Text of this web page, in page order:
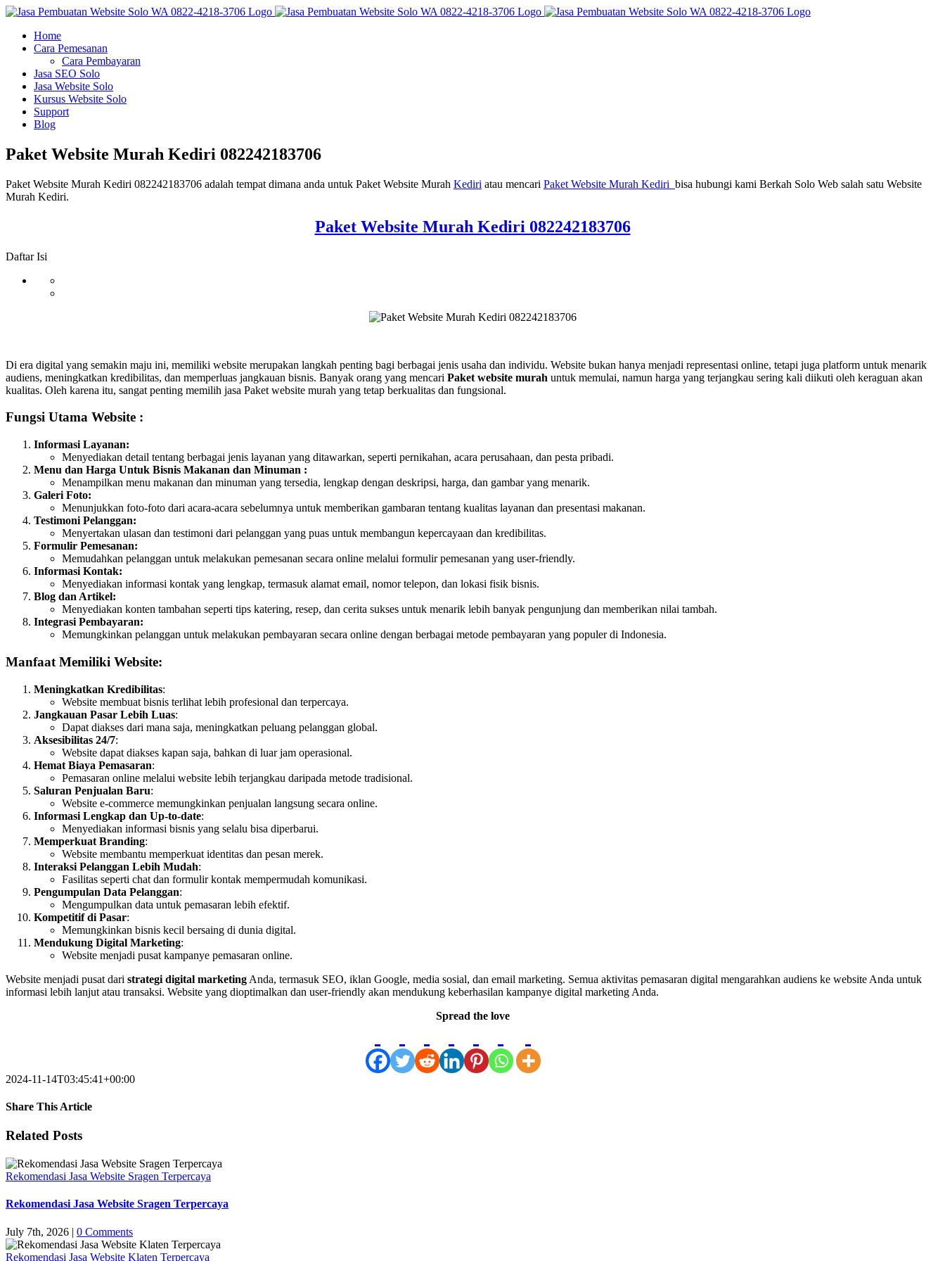
Skip
contentHome
Cara Pemesanan
Cara Pembayaran
Jasa SEO Solo
Jasa Website Solo
Kursus Website Solo
Support
Blog
Paket Website Murah Kediri 082242183706
Paket Website Murah Kediri 082242183706 adalah tempat dimana anda untuk Paket Website Murah Kediri atau mencari Paket Website Murah Kediri bisa hubungi kami Berkah Solo Web salah satu Website
Murah Kediri.
Paket Website Murah Kediri 082242183706
Daftar Isi
Di era digital yang semakin maju ini, memiliki website merupakan langkah penting bagi berbagai jenis usaha dan individu. Website bukan hanya menjadi representasi online, tetapi juga platform untuk menarik
audiens, meningkatkan kredibilitas, dan memperluas jangkauan bisnis. Banyak orang yang mencari Paket website murah untuk memulai, namun harga yang terjangkau sering kali diikuti oleh keraguan akan
kualitas. Oleh karena itu, sangat penting memilih jasa Paket website murah yang tetap berkualitas dan fungsional.
Fungsi Utama Website :
Informasi Layanan:
Menyediakan detail tentang berbagai jenis layanan yang ditawarkan, seperti pernikahan, acara perusahaan, dan pesta pribadi.
Menu dan Harga Untuk Bisnis Makanan dan Minuman :
Menampilkan menu makanan dan minuman yang tersedia, lengkap dengan deskripsi, harga, dan gambar yang menarik.
Galeri Foto:
Menunjukkan foto-foto dari acara-acara sebelumnya untuk memberikan gambaran tentang kualitas layanan dan presentasi makanan.
Testimoni Pelanggan:
Menyertakan ulasan dan testimoni dari pelanggan yang puas untuk membangun kepercayaan dan kredibilitas.
Formulir Pemesanan:
Memudahkan pelanggan untuk melakukan pemesanan secara online melalui formulir pemesanan yang user-friendly.
Informasi Kontak:
Menyediakan informasi kontak yang lengkap, termasuk alamat email, nomor telepon, dan lokasi fisik bisnis.
Blog dan Artikel:
Menyediakan konten tambahan seperti tips katering, resep, dan cerita sukses untuk menarik lebih banyak pengunjung dan memberikan nilai tambah.
Integrasi Pembayaran:
Memungkinkan pelanggan untuk melakukan pembayaran secara online dengan berbagai metode pembayaran yang populer di Indonesia.
Manfaat Memiliki Website:
Meningkatkan Kredibilitas:
Website membuat bisnis terlihat lebih profesional dan terpercaya.
Jangkauan Pasar Lebih Luas:
Dapat diakses dari mana saja, meningkatkan peluang pelanggan global.
Aksesibilitas 24/7:
Website dapat diakses kapan saja, bahkan di luar jam operasional.
Hemat Biaya Pemasaran:
Pemasaran online melalui website lebih terjangkau daripada metode tradisional.
Saluran Penjualan Baru:
Website e-commerce memungkinkan penjualan langsung secara online.
Informasi Lengkap dan Up-to-date:
Menyediakan informasi bisnis yang selalu bisa diperbarui.
Memperkuat Branding:
Website membantu memperkuat identitas dan pesan merek.
Interaksi Pelanggan Lebih Mudah:
Fasilitas seperti chat dan formulir kontak mempermudah komunikasi.
Pengumpulan Data Pelanggan:
Mengumpulkan data untuk pemasaran lebih efektif.
Kompetitif di Pasar:
Memungkinkan bisnis kecil bersaing di dunia digital.
Mendukung Digital Marketing:
Website menjadi pusat kampanye pemasaran online.
Website menjadi pusat dari strategi digital marketing Anda, termasuk SEO, iklan Google, media sosial, dan email marketing. Semua aktivitas pemasaran digital mengarahkan audiens ke website Anda untuk
informasi lebih lanjut atau transaksi. Website yang dioptimalkan dan user-friendly akan mendukung keberhasilan kampanye digital marketing Anda.
Spread the love
2024-11-14T03:45:41+00:00
Share This Article
Facebook
X
LinkedIn
WhatsApp
Tumblr
Pinterest
Vk
Email
Related Posts
Rekomendasi Jasa Website Sragen Terpercaya
Rekomendasi Jasa Website Sragen Terpercaya
July 7th, 2026 | 0 Comments
Rekomendasi Jasa Website Klaten Terpercaya